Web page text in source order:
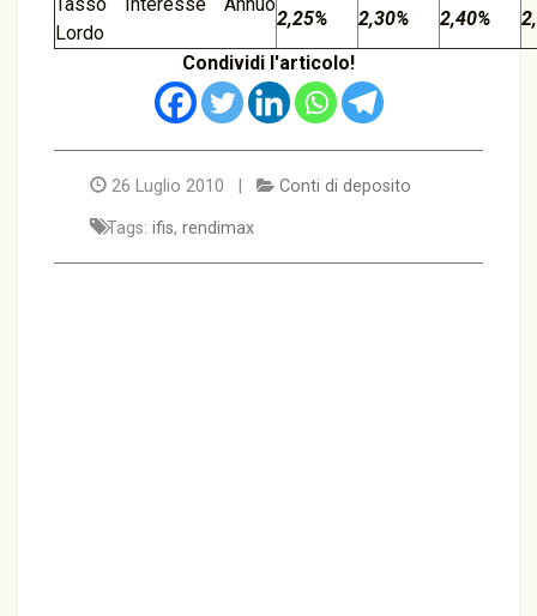
Lordo
2,25% 2,30% 2,40%
Condividi l'articolo!
26 Luglio 2010 | Conti di deposito
Tags: ifis, rendimax